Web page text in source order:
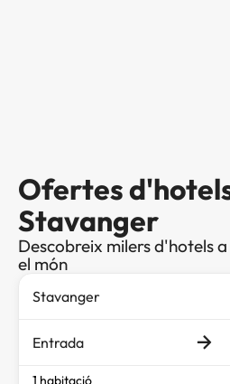
Ofertes
Stavanger
Descobreix milers d'hotels
el món
Entrada
1 habitació